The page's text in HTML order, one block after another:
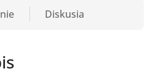
Diskusia